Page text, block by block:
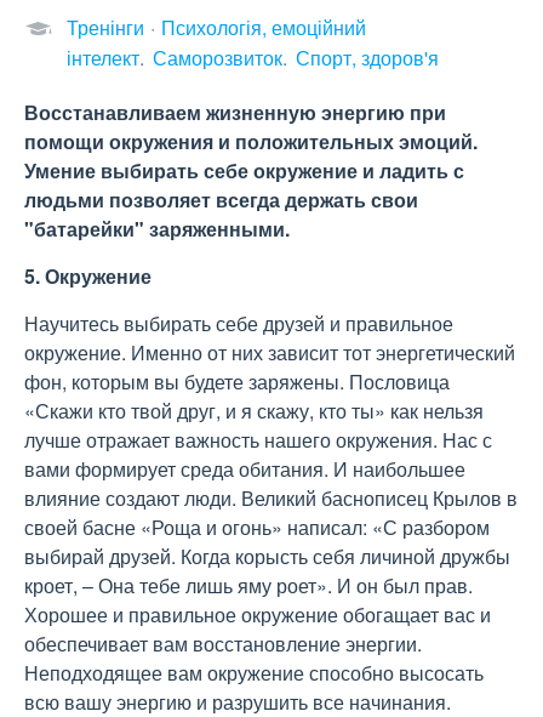
Тренінги
Психологія, емоційний
інтелект Саморозвиток Спорт, здоров'я
Восстанавливаем жизненную энергию при
помощи окружения и положительных эмоций.
Умение выбирать себе окружение и ладить с
людьми позволяет всегда держать свои
"батарейки" заряженными.
5. Окружение
Научитесь выбирать себе друзей и правильное
окружение. Именно от них зависит тот энергетический
фон, которым вы будете заряжены. Пословица
«Скажи кто твой друг, и я скажу, кто ты» как нельзя
лучше отражает важность нашего окружения. Нас с
вами формирует среда обитания. И наибольшее
влияние создают люди. Великий баснописец Крылов в
своей басне «Роща и огонь» написал: «С разбором
выбирай друзей. Когда корысть себя личиной дружбы
кроет, – Она тебе лишь яму роет». И он был прав.
Хорошее и правильное окружение обогащает вас и
обеспечивает вам восстановление энергии.
Неподходящее вам окружение способно высосать
всю вашу энергию и разрушить все начинания.